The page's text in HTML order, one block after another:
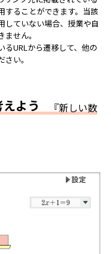
することができます。当該
していない場合、授業や自
せん。
るURLから遷移して、他の
い。
よう
『新しい数